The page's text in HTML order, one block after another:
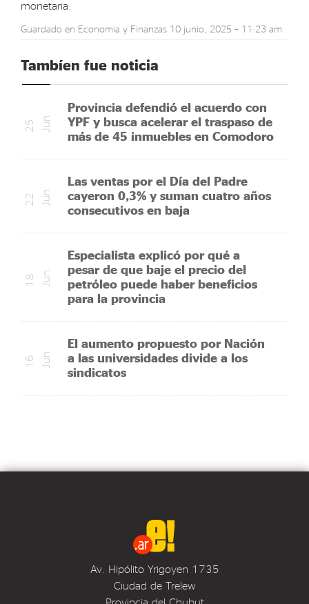
monetaria.
Guardado en Economia y Finanzas 10 junio, 2025 – 11:23 am
Tambíen fue noticia
Provincia defendió el acuerdo con
YPF y busca acelerar el traspaso de
más de 45 inmuebles en Comodoro
2
5
J
u n
Las ventas por el Día del Padre
cayeron 0,3% y suman cuatro años
consecutivos en baja
2
2
J
u n
Especialista explicó por qué a
pesar de que baje el precio del
petróleo puede haber beneficios
para la provincia
1
8
J
u n
El aumento propuesto por Nación
a las universidades divide a los
sindicatos
1
6
J
u n
Av. Hipólito Yrigoyen 1735
Ciudad de Trelew
Provincia del Chubut